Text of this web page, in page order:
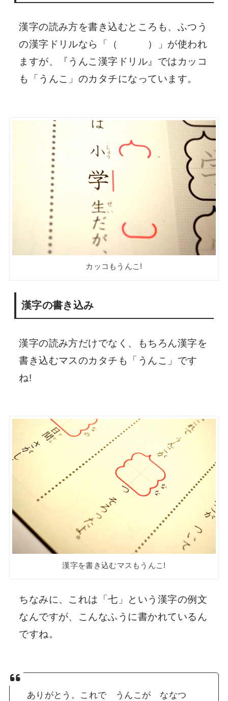
漢字の読み方を書き込むところも、ふつう
の漢字ドリルなら「（ ）」が使われ
ますが、『うんこ漢字ドリル』ではカッコ
も「うんこ」のカタチになっています。
カッコもうんこ!
漢字の書き込み
漢字の読み方だけでなく、もちろん漢字を
書き込むマスのカタチも「うんこ」です
ね!
漢字を書き込むマスもうんこ!
ちなみに、これは「七」という漢字の例文
なんですが、こんなふうに書かれているん
ですね。
ありがとう。これで うんこが ななつ